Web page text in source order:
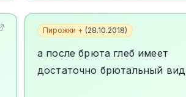
Пирожки + (28.10.2018)
а после брюта глеб имеет
достаточно брютальный вид